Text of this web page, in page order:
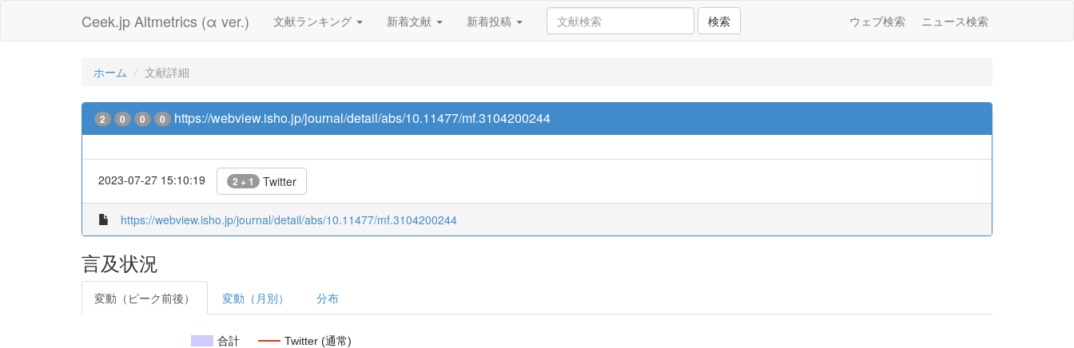
Ceek.jp Altmetrics (α ver.) 文献ランキング 新着文献 新着投稿 検索 ウェブ検索 ニュース検索
ホーム 文献詳細
2 0 0 0 https://webview.isho.jp/journal/detail/abs/10.11477/mf.3104200244
2023-07-27 15:10:19 2 + 1 Twitter
https://webview.isho.jp/journal/detail/abs/10.11477/mf.3104200244
言及状況
変動（ピーク前後） 変動（月別） 分布
合計 Twitter (通常)